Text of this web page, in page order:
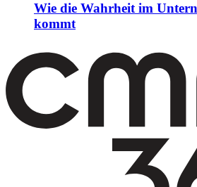
Wie die Wahrheit im
kommt